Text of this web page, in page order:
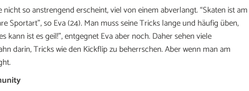
so anstrengend erscheint, viel von einem abverlangt. “Skaten ist am
Sportart”, so Eva (24). Man muss seine Tricks lange und häufig üben,
kann ist es geil!”, entgegnet Eva aber noch. Daher sehen viele
darin, Tricks wie den Kickflip zu beherrschen. Aber wenn man am